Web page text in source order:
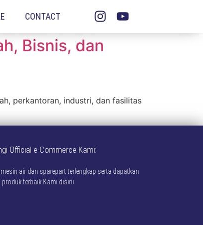
CONTACT
Bisnis, dan
perkantoran, industri, dan fasilitas
Official e-Commerce Kami:
air dan sparepart terlengkap serta dapatkan
produk terbaik Kami disini